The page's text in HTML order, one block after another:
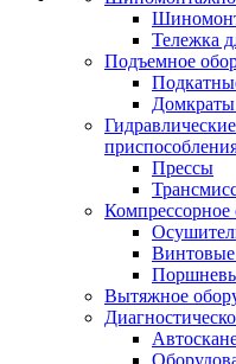
Тележка
Подъемное
Домкраты
Прессы
Компрессорное
Вытяжное